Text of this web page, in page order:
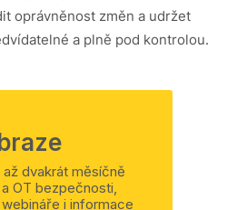
oprávněnost změn a udržet
a plně pod kontrolou.